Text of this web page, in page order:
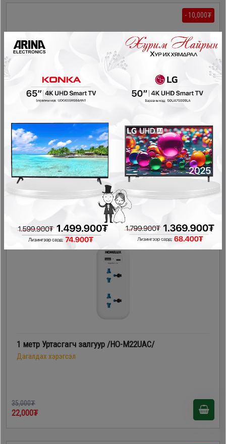
- 10,000₮
XO WL23 universal wall socket
Дагалдах хэрэгсэл
30,000₮
20,000₮
- 13,000₮
1 метр Уртасгагч залгуур /HO-M22UAC/
Дагалдах хэрэгсэл
35,000₮
22,000₮